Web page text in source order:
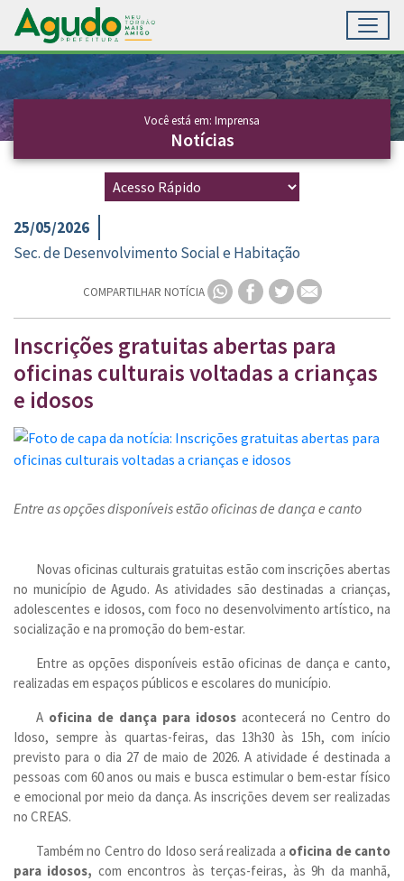
Ir para conteúdo principal
Conteúdo Principal
Você está em: Imprensa
Notícias
25/05/2026
Sec. de Desenvolvimento Social e Habitação
COMPARTILHAR NOTÍCIA
Inscrições gratuitas abertas para
oficinas culturais voltadas a crianças
e idosos
Entre as opções disponíveis estão oficinas de dança e canto
Novas oficinas culturais gratuitas estão com inscrições abertas
no município de Agudo. As atividades são destinadas a crianças,
adolescentes e idosos, com foco no desenvolvimento artístico, na
socialização e na promoção do bem-estar.
Entre as opções disponíveis estão oficinas de dança e canto,
realizadas em espaços públicos e escolares do município.
A oficina de dança para idosos acontecerá no Centro do
Idoso, sempre às quartas-feiras, das 13h30 às 15h, com início
previsto para o dia 27 de maio de 2026. A atividade é destinada a
pessoas com 60 anos ou mais e busca estimular o bem-estar físico
e emocional por meio da dança. As inscrições devem ser realizadas
no CREAS.
Também no Centro do Idoso será realizada a oficina de canto
para idosos, com encontros às terças-feiras, às 9h da manhã,